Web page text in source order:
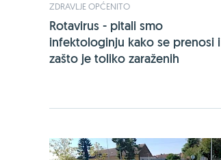
ZDRAVLJE OPĆENITO
Rotavirus - pitali smo
infektologinju kako se prenosi i
zašto je toliko zaraženih